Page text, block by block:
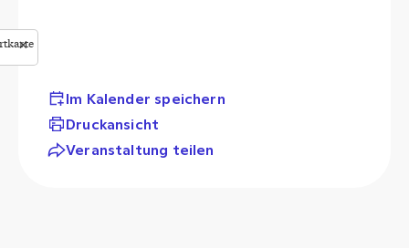
✕
Im Kalender speichern
Druckansicht
Veranstaltung teilen